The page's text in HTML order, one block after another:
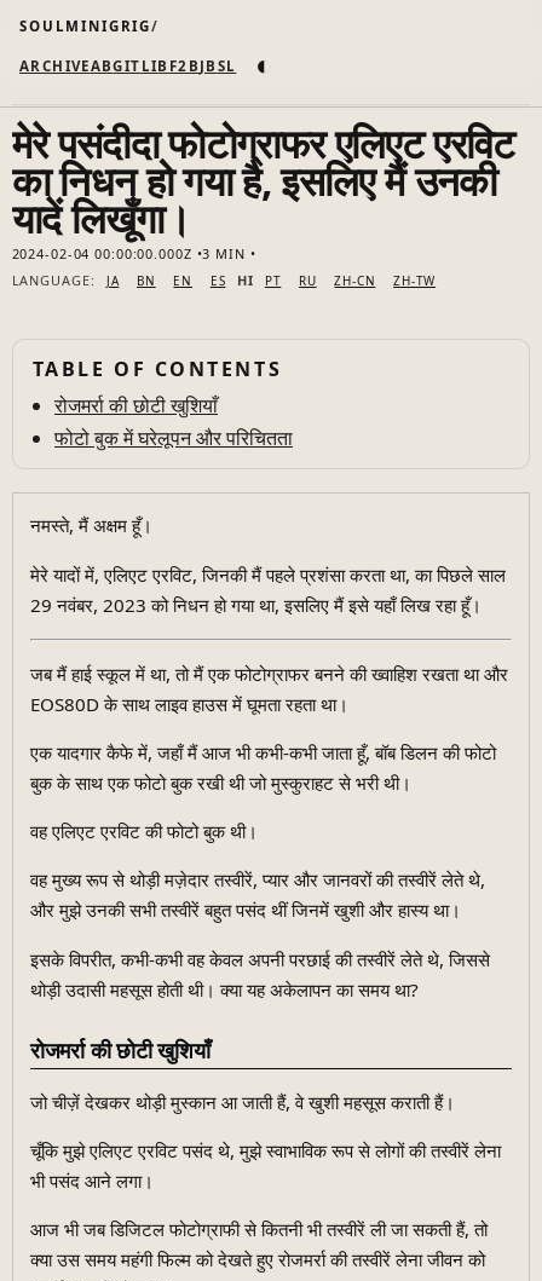
SOULMINIGRIG
ARCHIVEABGIT LIB F2B JB SL ◐
मेरे पसंदीदा फोटोग्राफर एलिएट एरविट
का निधन हो गया है, इसलिए मैं उनकी
यादें लिखूँगा।
2024-02-04 00:00:00.000Z
3 MIN
LANGUAGE:
JA BN EN ES HI PT RU ZH-CN ZH-TW
TABLE OF CONTENTS
रोजमर्रा की छोटी खुशियाँ
फोटो बुक में घरेलूपन और परिचितता
नमस्ते, मैं अक्षम हूँ।
मेरे यादों में, एलिएट एरविट, जिनकी मैं पहले प्रशंसा करता था, का पिछले साल
29 नवंबर, 2023 को निधन हो गया था, इसलिए मैं इसे यहाँ लिख रहा हूँ।
जब मैं हाई स्कूल में था, तो मैं एक फोटोग्राफर बनने की ख्वाहिश रखता था और
EOS80D के साथ लाइव हाउस में घूमता रहता था।
एक यादगार कैफे में, जहाँ मैं आज भी कभी-कभी जाता हूँ, बॉब डिलन की फोटो
बुक के साथ एक फोटो बुक रखी थी जो मुस्कुराहट से भरी थी।
वह एलिएट एरविट की फोटो बुक थी।
वह मुख्य रूप से थोड़ी मज़ेदार तस्वीरें, प्यार और जानवरों की तस्वीरें लेते थे,
और मुझे उनकी सभी तस्वीरें बहुत पसंद थीं जिनमें खुशी और हास्य था।
इसके विपरीत, कभी-कभी वह केवल अपनी परछाई की तस्वीरें लेते थे, जिससे
थोड़ी उदासी महसूस होती थी। क्या यह अकेलापन का समय था?
रोजमर्रा की छोटी खुशियाँ
जो चीज़ें देखकर थोड़ी मुस्कान आ जाती हैं, वे खुशी महसूस कराती हैं।
चूँकि मुझे एलिएट एरविट पसंद थे, मुझे स्वाभाविक रूप से लोगों की तस्वीरें लेना
भी पसंद आने लगा।
आज भी जब डिजिटल फोटोग्राफी से कितनी भी तस्वीरें ली जा सकती हैं, तो
क्या उस समय महंगी फिल्म को देखते हुए रोजमर्रा की तस्वीरें लेना जीवन को